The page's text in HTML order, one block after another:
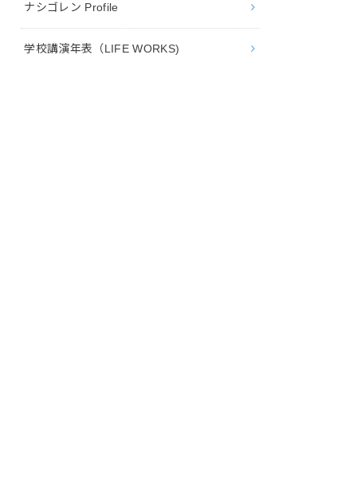
ナシゴレン Profile
学校講演年表（LIFE WORKS)